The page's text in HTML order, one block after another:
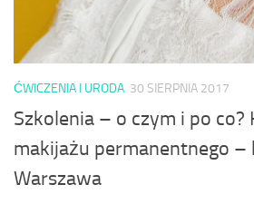
ĆWICZENIA I URODA 30 SIERPNIA 2017
Szkolenia – o czym i po co?
makijażu permanentnego –
Warszawa